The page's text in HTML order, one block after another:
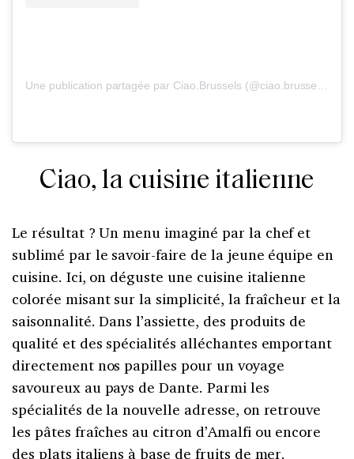
Ciao, la cuisine italienne
Le résultat ? Un menu imaginé par la chef et
sublimé par le savoir-faire de la jeune équipe en
cuisine. Ici, on déguste une cuisine italienne
colorée misant sur la simplicité, la fraîcheur et la
saisonnalité. Dans l’assiette, des produits de
qualité et des spécialités alléchantes emportant
directement nos papilles pour un voyage
savoureux au pays de Dante. Parmi les
spécialités de la nouvelle adresse, on retrouve
les pâtes fraîches au citron d’Amalfi ou encore
des plats italiens à base de fruits de mer.